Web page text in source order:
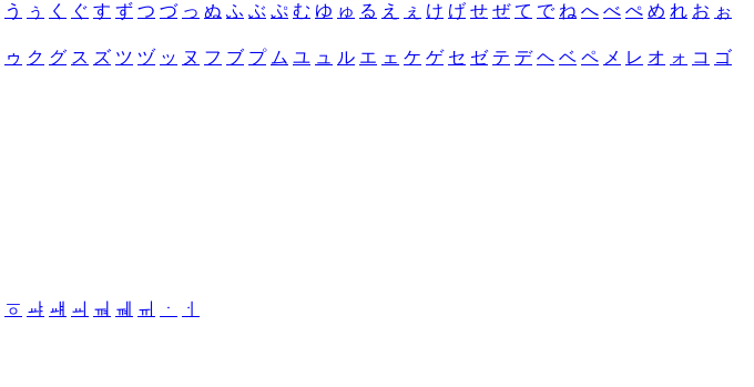
う ぅ く ぐ す ず つ づ っ ぬ ふ ぶ ぷ む ゆ ゅ る え ぇ け げ せ ぜ て で ね へ べ ぺ め れ お ぉ
ゥ ク グ ス ズ ツ ヅ ッ ヌ フ ブ プ ム ユ ュ ル エ ェ ケ ゲ セ ゼ テ デ ヘ ベ ペ メ レ オ ォ コ ゴ
ㆆ ㆇ ㆈ ㆉ ㆊ ㆋ ㆌ ㆍ
ㆎ